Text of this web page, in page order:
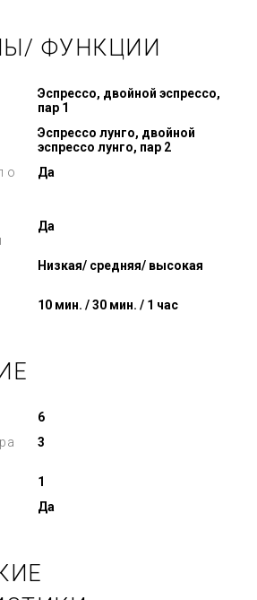
ФУНКЦИИ
Эспрессо, двойной эспрессо,
пар 1
Эспрессо лунго, двойной
эспрессо лунго, пар 2
о
Да
Да
Низкая/ средняя/ высокая
10 мин. / 30 мин. / 1 час
6
3
1
Да